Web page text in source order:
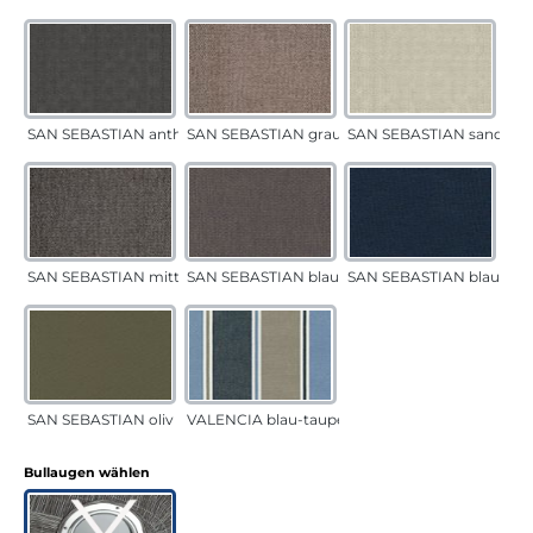
SAN SEBASTIAN anthrazitSAN SEBASTIAN grau-sandSAN SEBASTIAN sand
SAN SEBASTIAN mittelgrauSAN SEBASTIAN blau-sandSAN SEBASTIAN blau
SAN SEBASTIAN oliv VALENCIA blau-taupe
Bullaugen wählen